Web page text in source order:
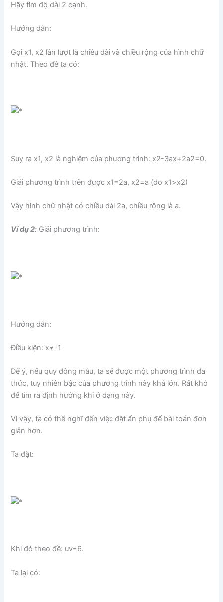
Hãy tìm độ dài 2 cạnh.
Hướng dẫn:
Gọi x1, x2 lần lượt là chiều dài và chiều rộng của hình chữ
nhật. Theo đề ta có:
Suy ra x1, x2 là nghiệm của phương trình: x2-3ax+2a2=0.
Giải phương trình trên được x1=2a, x2=a (do x1>x2)
Vậy hình chữ nhật có chiều dài 2a, chiều rộng là a.
Ví dụ 2: Giải phương trình:
Hướng dẫn:
Điều kiện: x≠-1
Để ý, nếu quy đồng mẫu, ta sẽ được một phương trình đa
thức, tuy nhiên bậc của phương trình này khá lớn. Rất khó
để tìm ra định hướng khi ở dạng này.
Vì vậy, ta có thể nghĩ đến việc đặt ẩn phụ để bài toán đơn
giản hơn.
Ta đặt:
Khi đó theo đề: uv=6.
Ta lại có: